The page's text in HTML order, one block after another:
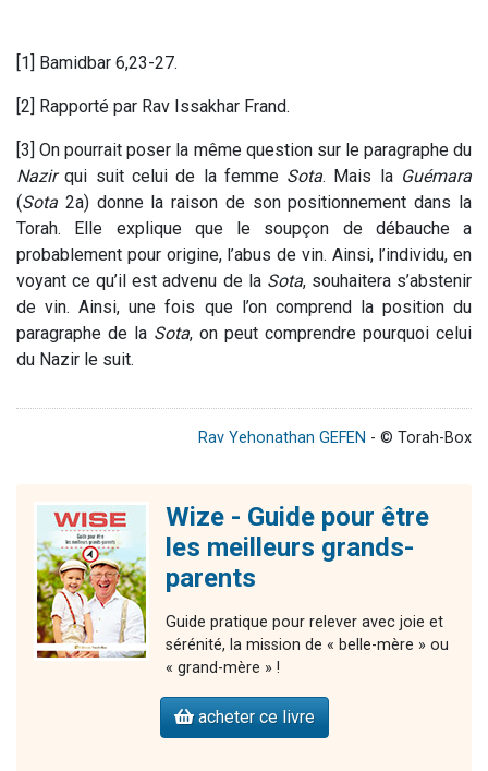
[1] Bamidbar 6,23-27.
[2] Rapporté par Rav Issakhar Frand.
[3] On pourrait poser la même question sur le paragraphe du
Nazirqui suit celui de la femme Sota. Mais la Guémara
(Sota 2a) donne la raison de son positionnement dans la
Torah. Elle explique que le soupçon de débauche a
probablement pour origine, l’abus de vin. Ainsi, l’individu, en
voyant ce qu’il est advenu de la Sota, souhaitera s’abstenir
de vin. Ainsi, une fois que l’on comprend la position du
paragraphe de la Sota, on peut comprendre pourquoi celui
du Nazir le suit.
Rav Yehonathan GEFEN - © Torah-Box
Wize - Guide pour être
les meilleurs grands-
parents
Guide pratique pour relever avec joie et
sérénité, la mission de « belle-mère » ou
« grand-mère » !
acheter ce livre